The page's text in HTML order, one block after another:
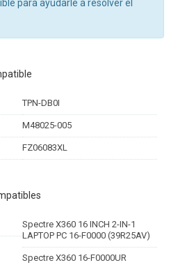
para ayudarle a resolver el
TPN-DB0I
M48025-005
FZ06083XL
Spectre X360 16 INCH 2-IN-1
LAPTOP PC 16-F0000 (39R25AV)
Spectre X360 16-F0000UR